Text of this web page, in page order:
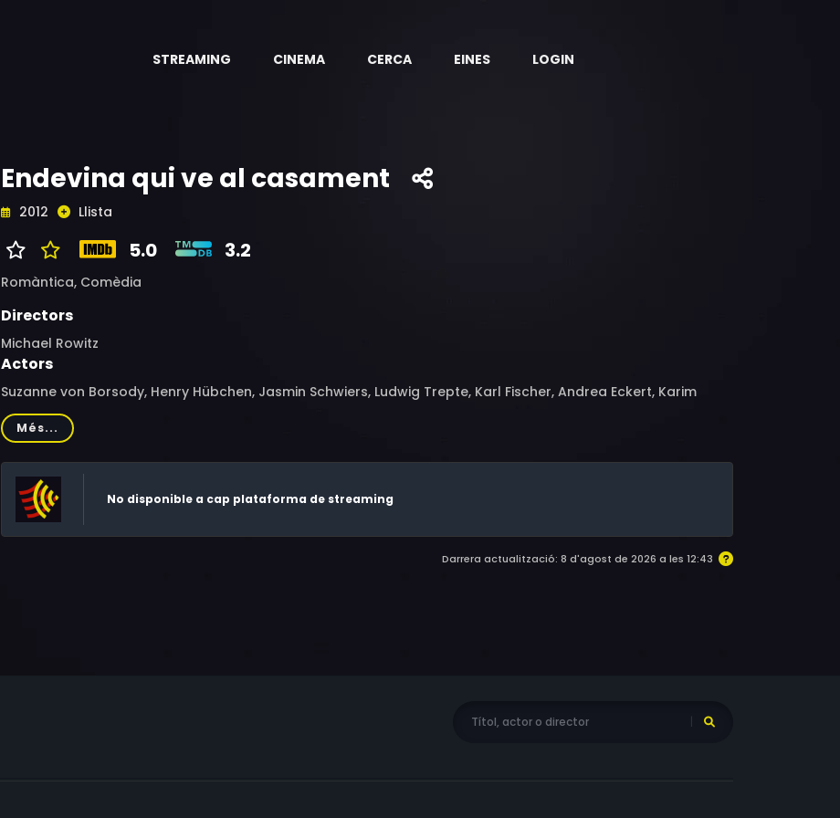
STREAMING CINEMA CERCA EINES LOGIN
Endevina qui ve al casament
2012 Llista
5.0 3.2
Romàntica, Comèdia
Directors
Michael Rowitz
Actors
Suzanne von Borsody, Henry Hübchen, Jasmin Schwiers, Ludwig Trepte, Karl Fischer, Andrea Eckert, Karim
Cherif, Gloria Nefzger, Mareike Lindenmeyer, Peter Bosch, Goran Grgić
Més...
No disponible a cap plataforma de streaming
Darrera actualització: 8 d'agost de 2026 a les 12:43